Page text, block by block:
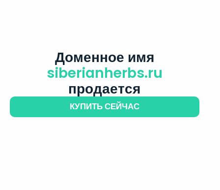
Доменное имя
siberianherbs.ru
продается
КУПИТЬ СЕЙЧАС